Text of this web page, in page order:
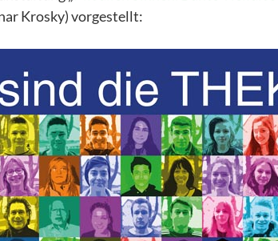
Krosky) vorgestellt: